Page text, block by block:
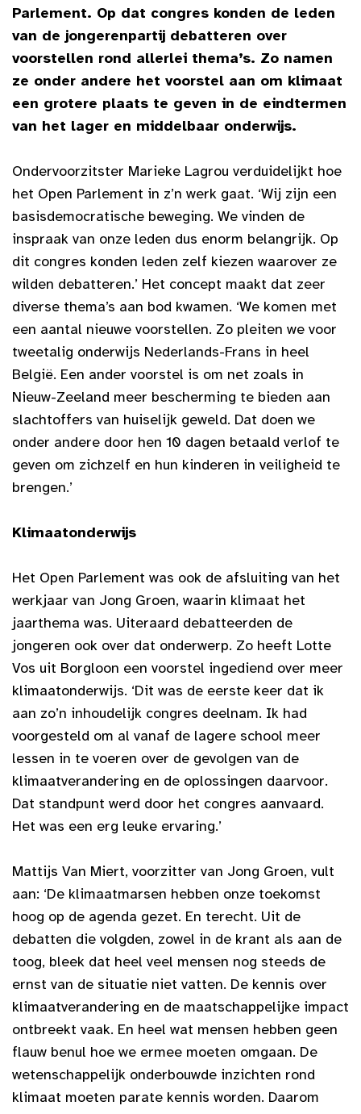
Parlement. Op dat congres konden de leden
van de jongerenpartij debatteren over
voorstellen rond allerlei thema’s. Zo namen
ze onder andere het voorstel aan om klimaat
een grotere plaats te geven in de eindtermen
van het lager en middelbaar onderwijs.
Ondervoorzitster Marieke Lagrou verduidelijkt hoe
het Open Parlement in z’n werk gaat. ‘Wij zijn een
basisdemocratische beweging. We vinden de
inspraak van onze leden dus enorm belangrijk. Op
dit congres konden leden zelf kiezen waarover ze
wilden debatteren.’ Het concept maakt dat zeer
diverse thema’s aan bod kwamen. ‘We komen met
een aantal nieuwe voorstellen. Zo pleiten we voor
tweetalig onderwijs Nederlands-Frans in heel
België. Een ander voorstel is om net zoals in
Nieuw-Zeeland meer bescherming te bieden aan
slachtoffers van huiselijk geweld. Dat doen we
onder andere door hen 10 dagen betaald verlof te
geven om zichzelf en hun kinderen in veiligheid te
brengen.’
Klimaatonderwijs
Het Open Parlement was ook de afsluiting van het
werkjaar van Jong Groen, waarin klimaat het
jaarthema was. Uiteraard debatteerden de
jongeren ook over dat onderwerp. Zo heeft Lotte
Vos uit Borgloon een voorstel ingediend over meer
klimaatonderwijs. ‘Dit was de eerste keer dat ik
aan zo’n inhoudelijk congres deelnam. Ik had
voorgesteld om al vanaf de lagere school meer
lessen in te voeren over de gevolgen van de
klimaatverandering en de oplossingen daarvoor.
Dat standpunt werd door het congres aanvaard.
Het was een erg leuke ervaring.’
Mattijs Van Miert, voorzitter van Jong Groen, vult
aan: ‘De klimaatmarsen hebben onze toekomst
hoog op de agenda gezet. En terecht. Uit de
debatten die volgden, zowel in de krant als aan de
toog, bleek dat heel veel mensen nog steeds de
ernst van de situatie niet vatten. De kennis over
klimaatverandering en de maatschappelijke impact
ontbreekt vaak. En heel wat mensen hebben geen
flauw benul hoe we ermee moeten omgaan. De
wetenschappelijk onderbouwde inzichten rond
klimaat moeten parate kennis worden. Daarom